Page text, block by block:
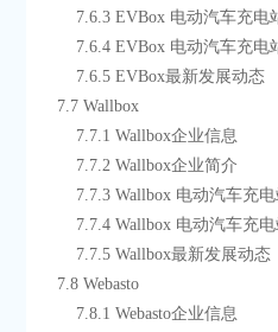
7.6.3 EVBox 电动汽
7.6.4 EVBox 电动汽
        7.6.5 EVBox最新发展动态
    7.7 Wallbox
        7.7.1 Wallbox企业信息
        7.7.2 Wallbox企业简介
7.7.3 Wallbox 电动汽
7.7.4 Wallbox 电动汽
        7.7.5 Wallbox最新发展动态
    7.8 Webasto
        7.8.1 Webasto企业信息